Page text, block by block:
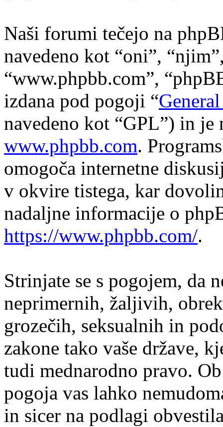
Naši forumi tečejo na
navedeno kot “oni”,
“www.phpbb.com”,
izdana pod pogoji “
navedeno kot “GPL”) in
www.phpbb.com.
omogoča internetne
v okvire tistega, kar
nadaljne informacije o
https://www.phpbb.com/.
Strinjate se s pogojem, da
neprimernih, žaljivih,
grozečih, seksualnih in
zakone tako vaše države,
tudi mednarodno pravo.
pogoja vas lahko
in sicer na podlagi